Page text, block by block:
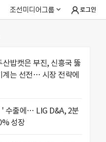
조선미디어그룹 로그인